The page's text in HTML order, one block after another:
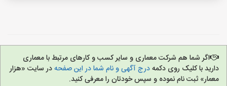
اگر شما هم شرکت معماری و سایر کسب و کارهای مرتبط با معماری
دارید با کلیک روی دکمهدرج آگهی و نام شما در این صفحهدر سایت «هزار
معمار» ثبت نام نموده و سپس خودتان را معرفی کنید.